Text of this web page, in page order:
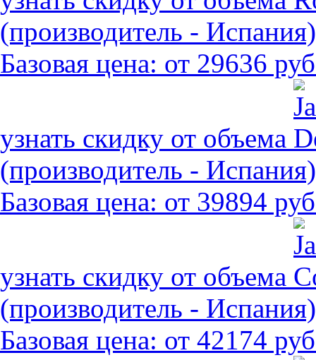
(производитель - Испания)
Базовая цена: от 29636
узнать скидку от объема
(производитель - Испания)
Базовая цена: от 39894
узнать скидку от объема
(производитель - Испания)
Базовая цена: от 42174